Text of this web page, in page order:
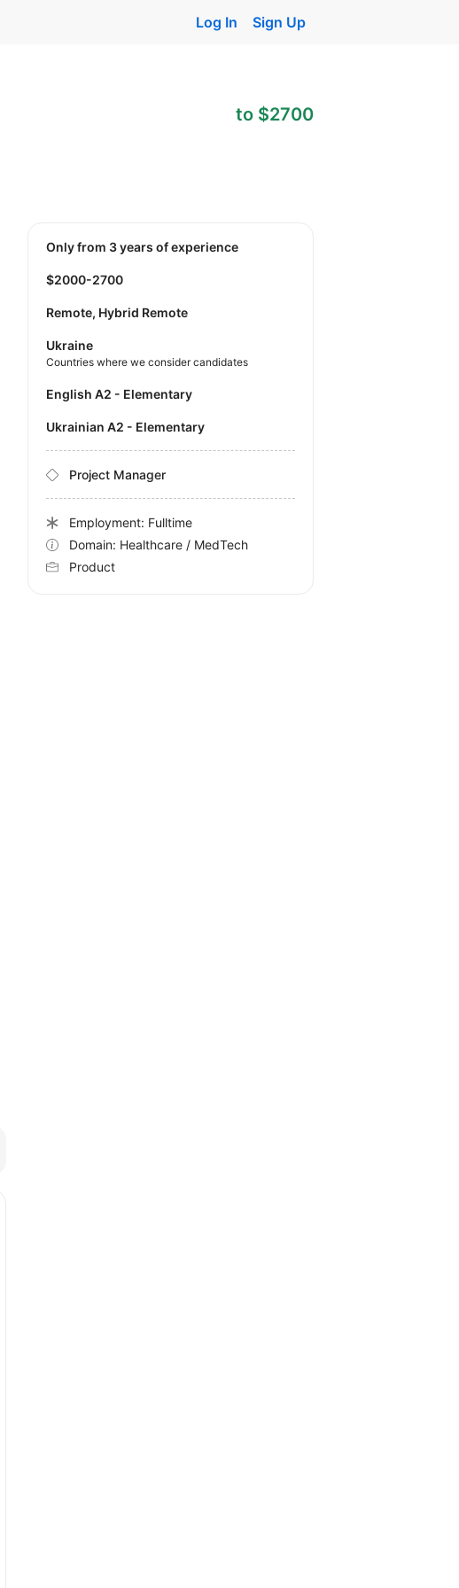
Log In Sign Up
to $2700
Only from 3 years of experience
$2000-2700
Remote, Hybrid Remote
Ukraine
Countries where we consider candidates
English A2 - Elementary
Ukrainian A2 - Elementary
Project Manager
Employment: Fulltime
Domain: Healthcare / MedTech
Product